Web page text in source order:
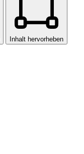
Inhalt hervorheben